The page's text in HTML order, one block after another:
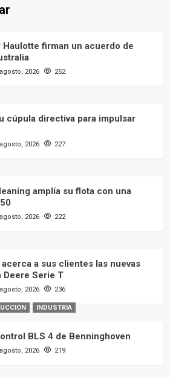
firman un acuerdo de
2026 252
cúpula directiva para impulsar
2026 227
amplía su flota con una
2026 222
a sus clientes las nuevas
Serie T
2026 236
INDUSTRIA
BLS 4 de Benninghoven
2026 219